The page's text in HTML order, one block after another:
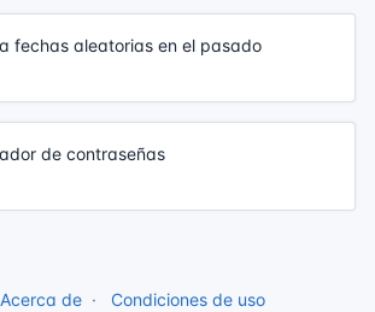
fechas aleatorias en el pasado
de contraseñas
Acerca de Condiciones de uso